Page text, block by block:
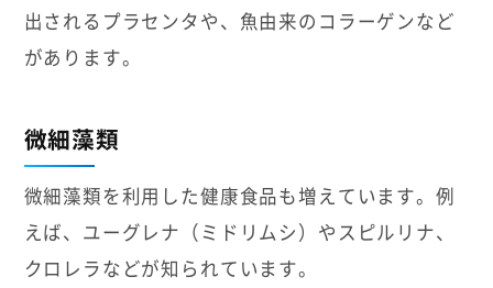
出されるプラセンタや、魚由来のコラーゲンなど
があります。
微細藻類
微細藻類を利用した健康食品も増えています。例
えば、ユーグレナ（ミドリムシ）やスピルリナ、
クロレラなどが知られています。